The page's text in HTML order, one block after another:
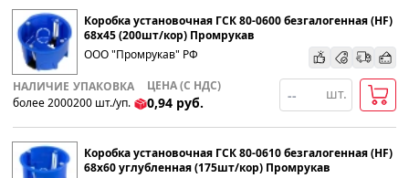
Без сортировки
По наименованию
Популярности
Возрастанию цены
Коробка установочная ГСК 80-0600 безгалогенная (HF)
68х45 (200шт/кор) Промрукав
ООО "Промрукав" РФ
НАЛИЧИЕ
более 2000
УПАКОВКА
200 шт./уп.
ЦЕНА (С НДС)
0,94 руб.
шт.
Коробка установочная ГСК 80-0610 безгалогенная (HF)
68х60 углубленная (175шт/кор) Промрукав